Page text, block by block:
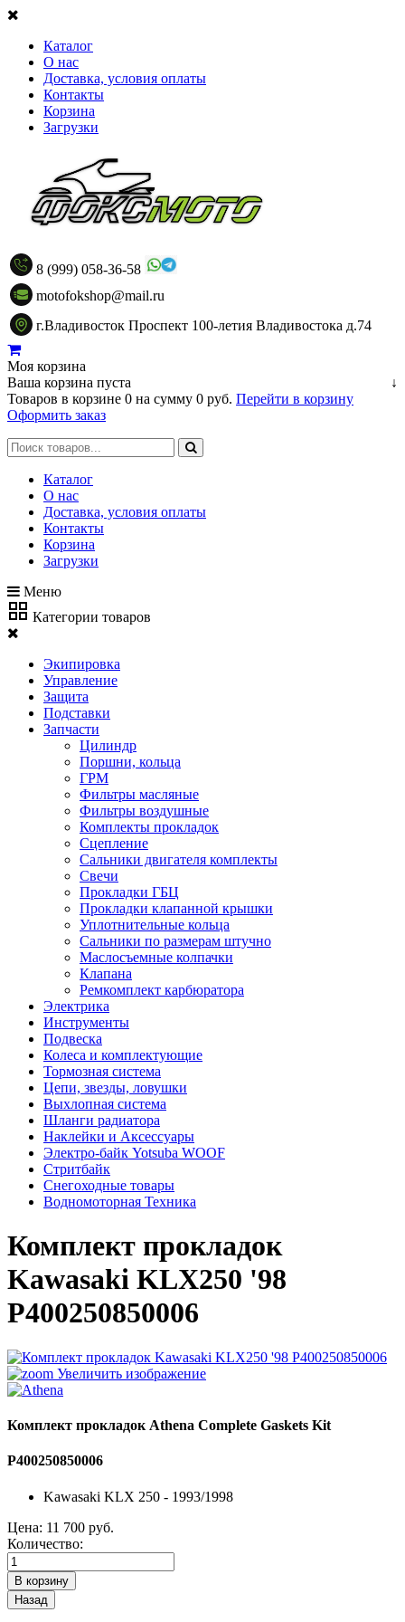
Каталог
О нас
Доставка, условия оплаты
Контакты
Корзина
Загрузки
8 (999) 058-36-58
motofokshop@mail.ru
г.Владивосток Проспект 100-летия Владивостока д.74
Моя корзина
↓
Ваша корзина пуста
Товаров в корзине 0 на сумму 0 руб. Перейти в корзину
Оформить заказ
Каталог
О нас
Доставка, условия оплаты
Контакты
Корзина
Загрузки
Меню
Категории товаров
Экипировка
Управление
Защита
Подставки
Запчасти
Цилиндр
Поршни, кольца
ГРМ
Фильтры масляные
Фильтры воздушные
Комплекты прокладок
Сцепление
Сальники двигателя комплекты
Свечи
Прокладки ГБЦ
Прокладки клапанной крышки
Уплотнительные кольца
Сальники по размерам штучно
Маслосъемные колпачки
Клапана
Ремкомплект карбюратора
Электрика
Инструменты
Подвеска
Колеса и комплектующие
Тормозная система
Цепи, звезды, ловушки
Выхлопная система
Шланги радиатора
Наклейки и Аксессуары
Электро-байк Yotsuba WOOF
Стритбайк
Снегоходные товары
Водномоторная Техника
Комплект прокладок
Kawasaki KLX250 '98
P400250850006
Увеличить изображение
Комплект прокладок Athena Complete Gaskets Kit
P400250850006
Kawasaki KLX 250 - 1993/1998
Цена: 11 700 руб.
Количество: